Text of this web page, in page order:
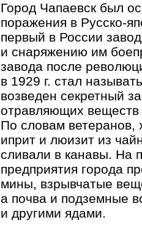
Город Чапаевск был
поражения в Русско-
первый в России
и снаряжению им
завода после
в 1929 г. стал
возведен секретный
отравляющих
По словам ветеранов,
иприт и люизит из
сливали в канавы. На
предприятия города
мины, взрывчатые
а почва и подземные
и другими ядами.